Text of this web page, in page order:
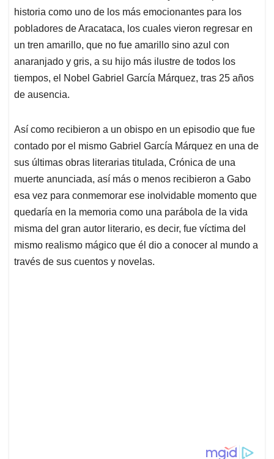
historia como uno de los más emocionantes para los
pobladores de Aracataca, los cuales vieron regresar en
un tren amarillo, que no fue amarillo sino azul con
anaranjado y gris, a su hijo más ilustre de todos los
tiempos, el Nobel Gabriel García Márquez, tras 25 años
de ausencia.
Así como recibieron a un obispo en un episodio que fue
contado por el mismo Gabriel García Márquez en una de
sus últimas obras literarias titulada, Crónica de una
muerte anunciada, así más o menos recibieron a Gabo
esa vez para conmemorar ese inolvidable momento que
quedaría en la memoria como una parábola de la vida
misma del gran autor literario, es decir, fue víctima del
mismo realismo mágico que él dio a conocer al mundo a
través de sus cuentos y novelas.